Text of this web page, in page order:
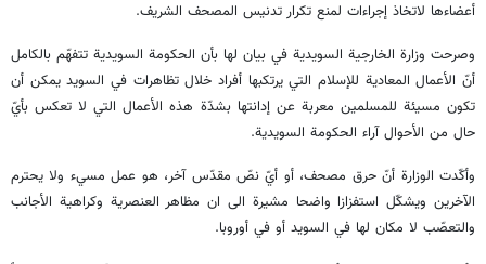
أعضاءها لاتخاذ إجراءات لمنع تكرار تدنيس المصحف الشريف.
وصرحت وزارة الخارجية السويدية في بيان لها بأن الحكومة السويدية تتفهّم بالكامل
أنّ الأعمال المعادية للإسلام التي يرتكبها أفراد خلال تظاهرات في السويد يمكن أن
تكون مسيئة للمسلمين معربة عن إدانتها بشدّة هذه الأعمال التي لا تعكس بأيّ
حال من الأحوال آراء الحكومة السويدية.
وأكّدت الوزارة أنّ حرق مصحف، أو أيّ نصّ مقدّس آخر، هو عمل مسيء ولا يحترم
الآخرين ويشكّل استفزازا واضحا مشيرة الى ان مظاهر العنصرية وكراهية الأجانب
والتعصّب لا مكان لها في السويد أو في أوروبا.